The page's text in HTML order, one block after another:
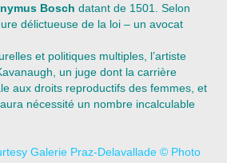
Bosch datant de 1501. Selon
délictueuse de la loi – un avocat
et politiques multiples, l’artiste
un juge dont la carrière
aux droits reproductifs des femmes, et
nécessité un nombre incalculable